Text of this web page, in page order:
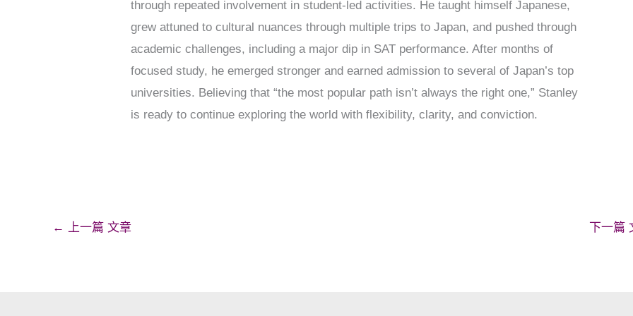
through repeated involvement in student-led activities. He taught himself Japanese,
grew attuned to cultural nuances through multiple trips to Japan, and pushed through
academic challenges, including a major dip in SAT performance. After months of
focused study, he emerged stronger and earned admission to several of Japan’s top
universities. Believing that “the most popular path isn’t always the right one,” Stanley
is ready to continue exploring the world with flexibility, clarity, and conviction.
← 上一篇 文章 下一篇